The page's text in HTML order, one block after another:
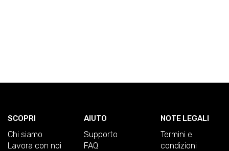
SCOPRI
Chi siamo
Lavora con noi
AIUTO
Supporto
FAQ
NOTE LEGALI
Termini e
condizioni